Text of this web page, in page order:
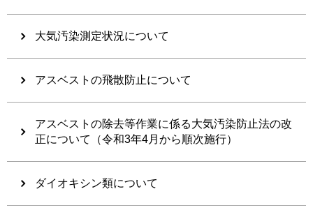
大気汚染測定状況について
アスベストの飛散防止について
アスベストの除去等作業に係る大気汚染防止法の改
正について（令和3年4月から順次施行）
ダイオキシン類について